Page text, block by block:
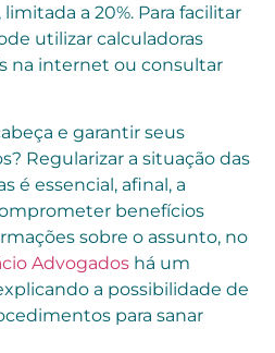
a 20%. Para facilitar
utilizar calculadoras
na internet ou consultar
e garantir seus
Regularizar a situação das
é essencial, afinal, a
benefícios
sobre o assunto, no
Advogados há um
a possibilidade de
para sanar